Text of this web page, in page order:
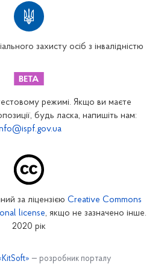
захисту осіб з інвалідністю
режимі. Якщо ви маєте
будь ласка, напишіть нам:
за ліцензією Creative Commons
license, якщо не зазначено інше.
2020 рік
— розробник порталу